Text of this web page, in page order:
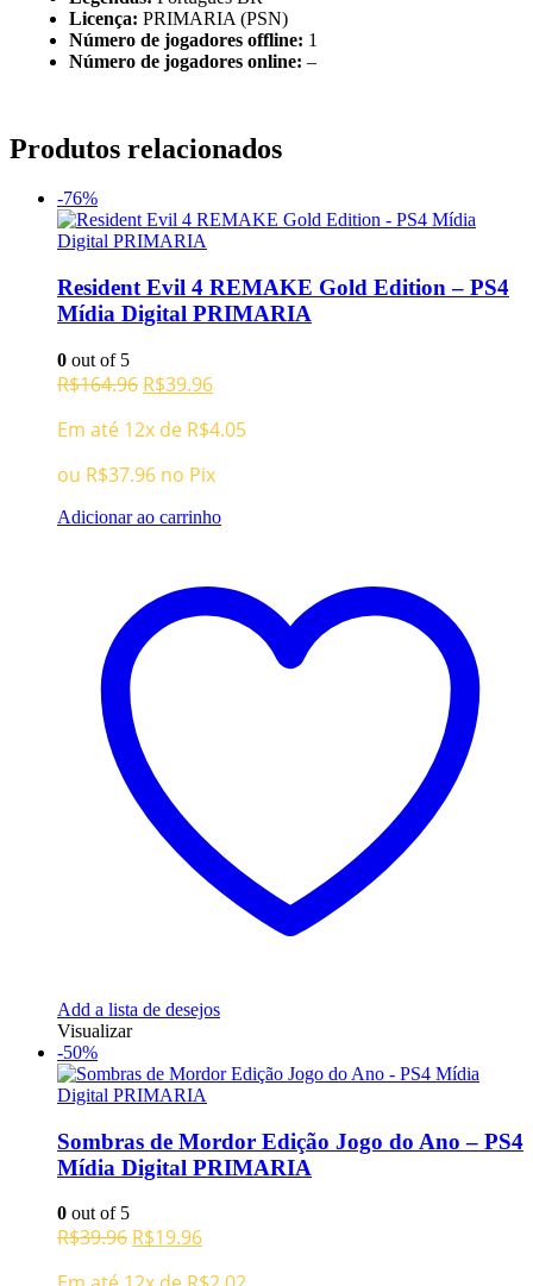
Licença: PRIMARIA (PSN)
Número de jogadores offline: 1
Número de jogadores online: –
Produtos relacionados
-76%
Resident Evil 4 REMAKE Gold Edition – PS4
Mídia Digital PRIMARIA
0 out of 5
R$164.96 O
original
era:
R$164.96.
R$39.96O
atual
R$39.96.
Em até 12x de R$4.05
ou R$37.96 no Pix
Adicionar ao carrinho
Add a lista de desejos
Visualizar
-50%
Sombras de Mordor Edição Jogo do Ano – PS4
Mídia Digital PRIMARIA
0 out of 5
R$39.96 O
R$19.96O